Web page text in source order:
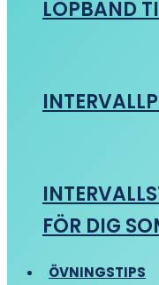
LÖPBAND
FÖR DIG
ÖVNINGSTIPS